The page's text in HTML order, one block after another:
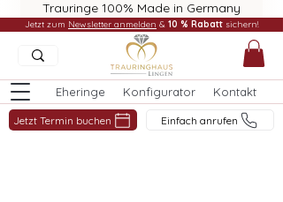
Trauringe 100% Made in Germany
Eheringe Konfigurator Kontakt
Jetzt Termin buchen Einfach anrufen
Jetzt zum Newsletter anmelden & 10 % Rabatt sichern!